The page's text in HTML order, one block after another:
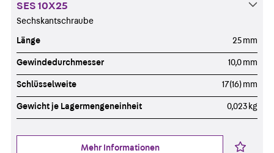
SES 10X25
Sechskantschraube
Länge 25 mm
Gewindedurchmesser 10,0 mm
Schlüsselweite 17(16) mm
Gewicht je Lagermengeneinheit 0,023 kg
Mehr Informationen